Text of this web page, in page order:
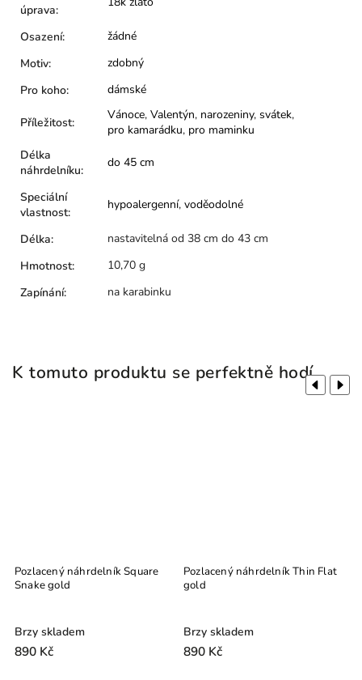
úprava:
Osazení:
žádné
Motiv:
zdobný
Pro koho: dámské
Příležitost:
Vánoce, Valentýn, narozeniny, svátek,
pro kamarádku, pro maminku
Délka
náhrdelníku:
do 45 cm
Speciální
vlastnost:
hypoalergenní, voděodolné
Délka:
nastavitelná od 38 cm do 43 cm
Hmotnost:
10,70 g
Zapínání: na karabinku
K tomuto produktu se perfektně hodí
Previous
Pozlacený náhrdelník Square
Snake gold
Brzy skladem
890 Kč
Pozlacený náhrdelník Thin Flat
gold
Brzy skladem
890 Kč
Next